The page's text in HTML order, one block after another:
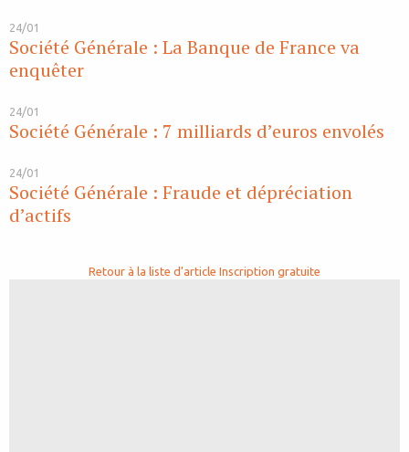
24/01
Société Générale : La Banque de France va
enquêter
24/01
Société Générale : 7 milliards d’euros envolés
24/01
Société Générale : Fraude et dépréciation
d’actifs
Retour à la liste d'article Inscription gratuite